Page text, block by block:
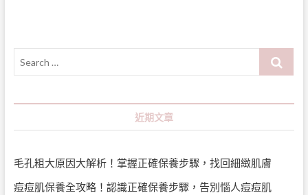
Search
近期文章
毛孔粗大原因大解析！掌握正確保養步驟，找回細緻肌膚
痘痘肌保養全攻略！認識正確保養步驟，告別惱人痘痘肌